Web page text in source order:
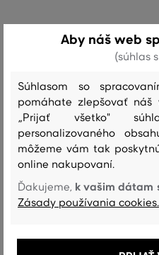
3 dni do konca zľavy
Aby náš web
(súhlas
Súhlasom so
pomáhate zlepšovať
„Prijať všetko"
personalizovaného
môžeme vám tak
online nakupovaní.
Ďakujeme, k vašim dátam
Zásady používania cookies.